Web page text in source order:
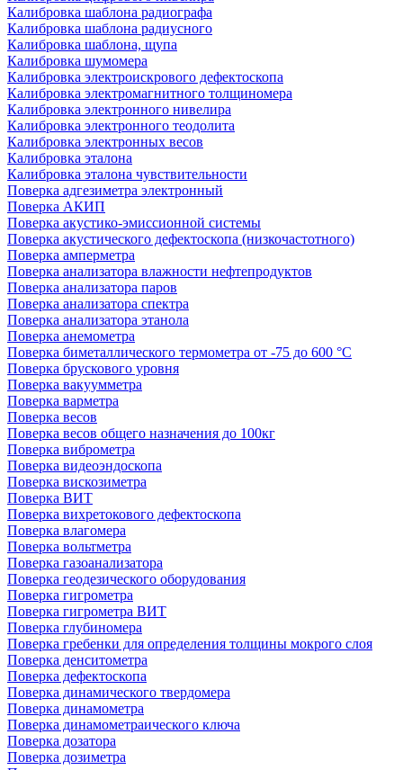
Калибровка шаблона радиографа
Калибровка шаблона радиусного
Калибровка шаблона, щупа
Калибровка шумомера
Калибровка электроискрового дефектоскопа
Калибровка электромагнитного толщиномера
Калибровка электронного нивелира
Калибровка электронного теодолита
Калибровка электронных весов
Калибровка эталона
Калибровка эталона чувствительности
Поверка адгезиметра электронный
Поверка АКИП
Поверка акустико-эмиссионной системы
Поверка акустического дефектоскопа (низкочастотного)
Поверка амперметра
Поверка анализатора влажности нефтепродуктов
Поверка анализатора паров
Поверка анализатора спектра
Поверка анализатора этанола
Поверка анемометра
Поверка биметаллического термометра от -75 до 600 °С
Поверка брускового уровня
Поверка вакуумметра
Поверка варметра
Поверка весов
Поверка весов общего назначения до 100кг
Поверка виброметра
Поверка видеоэндоскопа
Поверка вискозиметра
Поверка ВИТ
Поверка вихретокового дефектоскопа
Поверка влагомера
Поверка вольтметра
Поверка газоанализатора
Поверка геодезического оборудования
Поверка гигрометра
Поверка гигрометра ВИТ
Поверка глубиномера
Поверка гребенки для определения толщины мокрого слоя
Поверка денситометра
Поверка дефектоскопа
Поверка динамического твердомера
Поверка динамометра
Поверка динамометраического ключа
Поверка дозатора
Поверка дозиметра